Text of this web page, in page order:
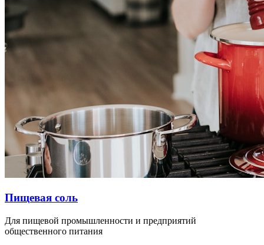
Пищевая соль
Для пищевой промышленности и предприятий
общественного питания